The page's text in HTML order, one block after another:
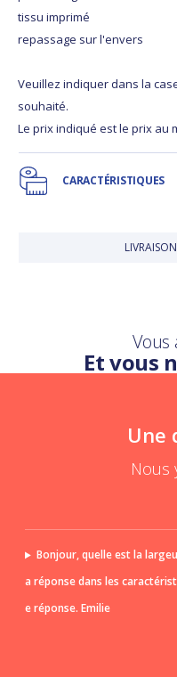
tissu imprimé
repassage sur l'envers
Veuillez indiquer dans la
souhaité.
Le prix indiqué est le prix au
CARACTÉRISTIQUES
Vous
Et vous
Une
Nous
Bonjour, quelle est la
a réponse dans les
e réponse. Emilie